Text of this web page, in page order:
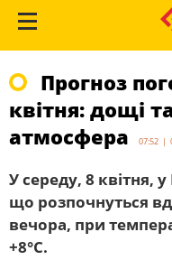
Прогноз
квітня: дощі
атмосфера
07:52 |
У середу, 8 квітня,
що розпочнуться
вечора, при
+8°С.